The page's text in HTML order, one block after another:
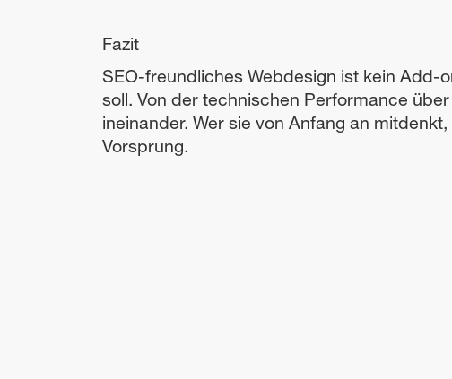
Fazit
SEO-freundliches Webdesign ist kein Add-
soll. Von der technischen Performance
ineinander. Wer sie von Anfang an
Vorsprung.